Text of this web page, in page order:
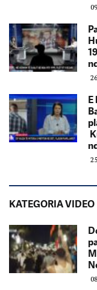
KATEGORIA VIDEO